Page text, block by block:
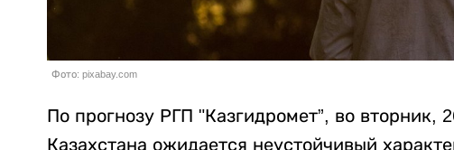
Фото: pixabay.com
По прогнозу РГП "Казгидромет”, во вторник,
Казахстана ожидается неустойчивый